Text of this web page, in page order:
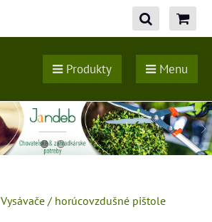
Produkty Menu
Vysávače / horúcovzdušné pištole